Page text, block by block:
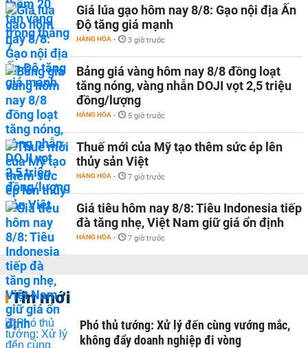
Giá lúa gạo hôm nay 8/8: Gạo nội địa Ấn
Độ tăng giá mạnh
HÀNG HÓA - 3 giờ trước
Bảng giá vàng hôm nay 8/8 đồng loạt
tăng nóng, vàng nhẫn DOJI vọt 2,5 triệu
đồng/lượng
HÀNG HÓA - 5 giờ trước
Thuế mới của Mỹ tạo thêm sức ép lên
thủy sản Việt
HÀNG HÓA - 7 giờ trước
Giá tiêu hôm nay 8/8: Tiêu Indonesia tiếp
đà tăng nhẹ, Việt Nam giữ giá ổn định
HÀNG HÓA - 7 giờ trước
Tin mới
Phó thủ tướng: Xử lý đến cùng vướng mắc,
không đẩy doanh nghiệp đi vòng